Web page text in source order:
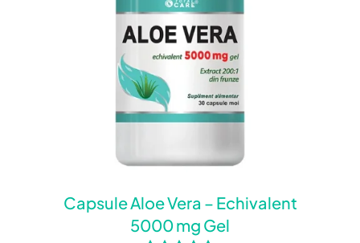
Capsule Aloe Vera – Echivalent
5000 mg Gel